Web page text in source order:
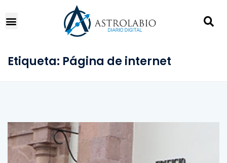
Etiqueta: Página de internet